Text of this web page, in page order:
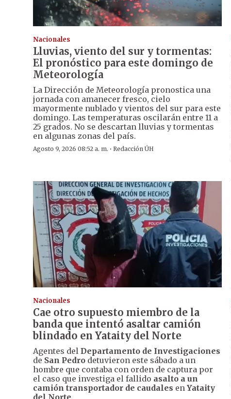
Nacionales
Lluvias, viento del sur y tormentas:
El pronóstico para este domingo de
Meteorología
La Dirección de Meteorología pronostica una
jornada con amanecer fresco, cielo
mayormente nublado y vientos del sur para este
domingo. Las temperaturas oscilarán entre 11 a
25 grados. No se descartan lluvias y tormentas
en algunas zonas del país.
Agosto 9, 2026 08:52 a. m. · Redacción ÚH
Nacionales
Cae otro supuesto miembro de la
banda que intentó asaltar camión
blindado en Yataity del Norte
Agentes del Departamento de Investigaciones
de San Pedro detuvieron este sábado a un
hombre que contaba con orden de captura por
el caso que investiga el fallido asalto a un
camión transportador de caudales en Yataity
del Norte